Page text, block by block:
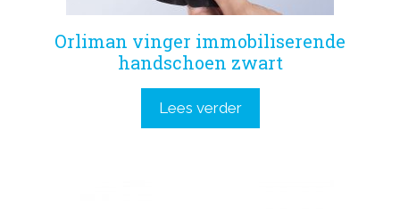
Orliman vinger immobiliserende
handschoen zwart
Lees verder